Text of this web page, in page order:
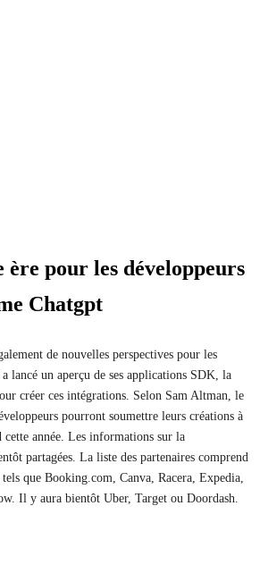
ère pour les développeurs
Chatgpt
de nouvelles perspectives pour les
lancé un aperçu de ses applications SDK, la
créer ces intégrations. Selon Sam Altman, le
pourront soumettre leurs créations à
année. Les informations sur la
partagées. La liste des partenaires comprend
que Booking.com, Canva, Racera, Expedia,
Il y aura bientôt Uber, Target ou Doordash.